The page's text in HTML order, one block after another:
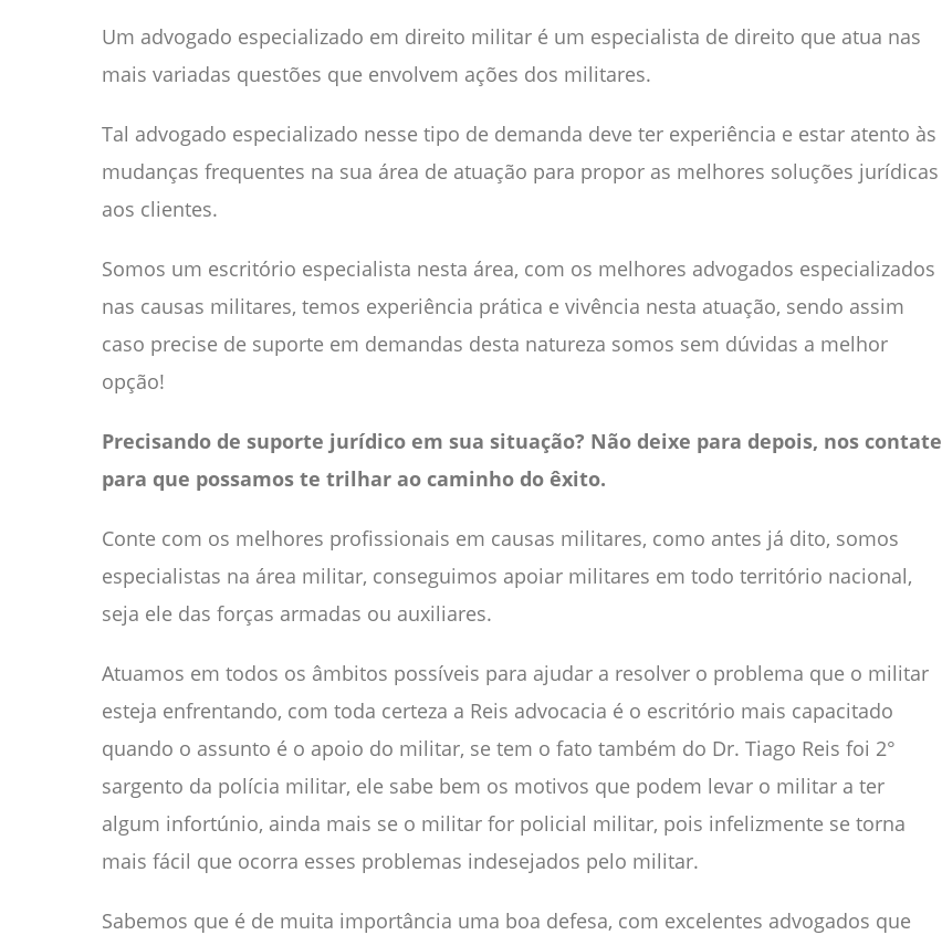
Um advogado especializado em direito militar é um especialista de direito que atua nas
mais variadas questões que envolvem ações dos militares.
Tal advogado especializado nesse tipo de demanda deve ter experiência e estar atento às
mudanças frequentes na sua área de atuação para propor as melhores soluções jurídicas
aos clientes.
Somos um escritório especialista nesta área, com os melhores advogados especializados
nas causas militares, temos experiência prática e vivência nesta atuação, sendo assim
caso precise de suporte em demandas desta natureza somos sem dúvidas a melhor
opção!
Precisando de suporte jurídico em sua situação? Não deixe para depois, nos contate
para que possamos te trilhar ao caminho do êxito.
Conte com os melhores profissionais em causas militares, como antes já dito, somos
especialistas na área militar, conseguimos apoiar militares em todo território nacional,
seja ele das forças armadas ou auxiliares.
Atuamos em todos os âmbitos possíveis para ajudar a resolver o problema que o militar
esteja enfrentando, com toda certeza a Reis advocacia é o escritório mais capacitado
quando o assunto é o apoio do militar, se tem o fato também do Dr. Tiago Reis foi 2°
sargento da polícia militar, ele sabe bem os motivos que podem levar o militar a ter
algum infortúnio, ainda mais se o militar for policial militar, pois infelizmente se torna
mais fácil que ocorra esses problemas indesejados pelo militar.
Sabemos que é de muita importância uma boa defesa, com excelentes advogados que